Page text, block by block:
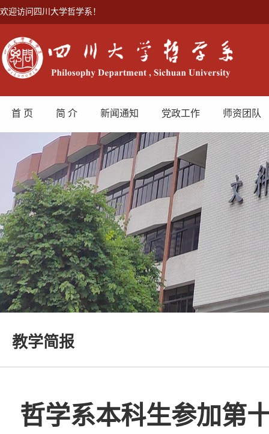
欢迎访问四川大学哲学系！
首 页 简 介 新闻通知 党政工作 师资团队
教学简报
哲学系本科生参加第